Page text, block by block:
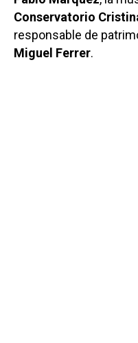
Conservatorio
responsable de
Miguel Ferrer.